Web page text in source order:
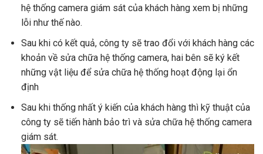
hệ thống camera giám sát của khách hàng xem bị những
lỗi như thế nào.
Sau khi có kết quả, công ty sẽ trao đổi với khách hàng các
khoản về sửa chữa hệ thống camera, hai bên sẽ ký kết
những vật liệu để sửa chữa hệ thống hoạt động lại ổn
định
Sau khi thống nhất ý kiến của khách hàng thì kỹ thuật của
công ty sẽ tiến hành bảo trì và sửa chữa hệ thống camera
giám sát.